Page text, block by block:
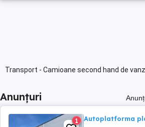
Transport - Camioane second hand de
Anunțuri
1 Autoplatforma